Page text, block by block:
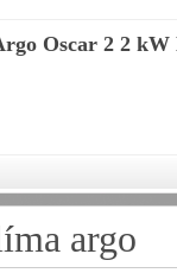
Oscar 2 2 kW
argo